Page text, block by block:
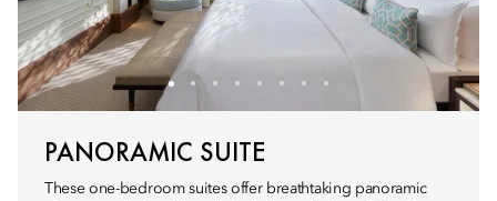
PANORAMIC SUITE
These one-bedroom suites offer breathtaking panoramic